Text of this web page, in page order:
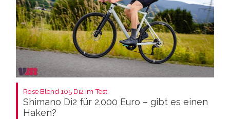
Rose Blend 105 Di2 im Test:
Shimano Di2 für 2.000 Euro – gibt es einen
Haken?